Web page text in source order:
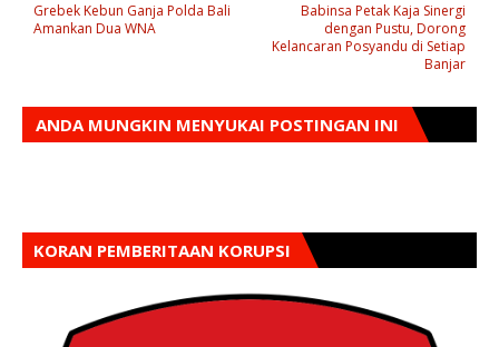
Babinsa Petak Kaja Sinergi
dengan Pustu, Dorong
Kelancaran Posyandu di Setiap
Banjar
Grebek Kebun Ganja Polda Bali
Amankan Dua WNA
ANDA MUNGKIN MENYUKAI POSTINGAN INI
KORAN PEMBERITAAN KORUPSI